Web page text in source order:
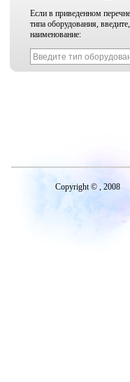
Если в приведенном
типа оборудования,
наименование:
Copyright © , 2008